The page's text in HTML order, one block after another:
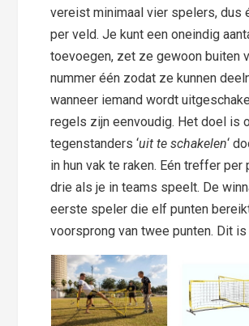
vereist minimaal vier spelers, dus
per veld. Je kunt een oneindig
toevoegen, zet ze gewoon buiten
nummer één zodat ze kunnen
wanneer iemand wordt
regels zijn eenvoudig. Het doel is
tegenstanders ‘uit te schakelen‘
in hun vak te raken. Eén treffer per
drie als je in teams speelt. De
eerste speler die elf punten
voorsprong van twee punten. Dit